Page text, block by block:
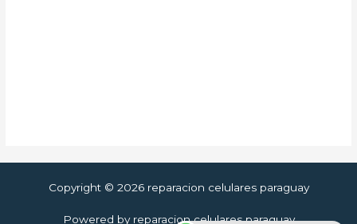
Copyright © 2026 reparacion celulares paraguay
Powered by reparacion celulares paraguay